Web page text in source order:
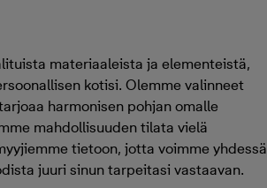
materiaaleista ja elementeistä,
kotisi. Olemme valinneet
harmonisen pohjan omalle
mahdollisuuden tilata vielä
tietoon, jotta voimme yhdessä
juuri sinun tarpeitasi vastaavan.